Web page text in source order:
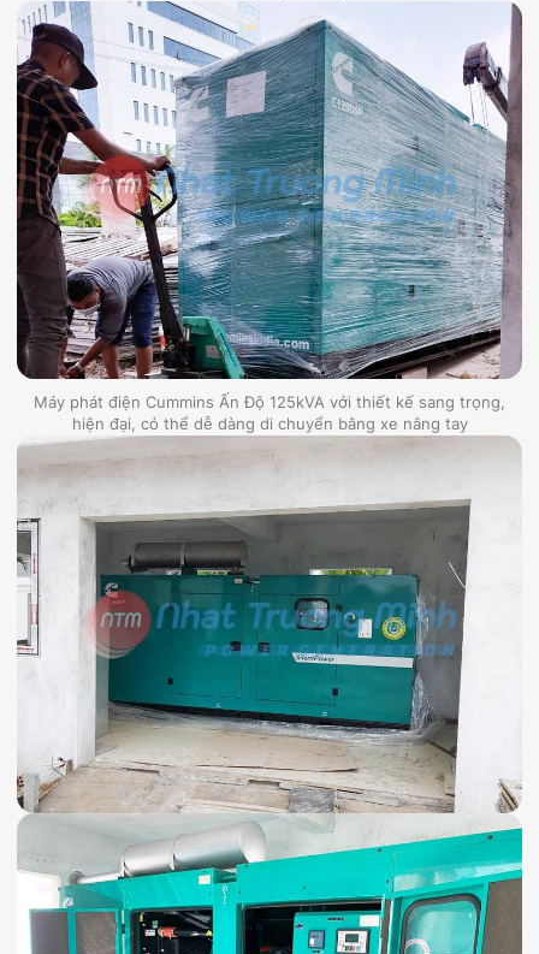
Máy phát điện Cummins Ấn Độ 125kVA với thiết kế sang trọng,
hiện đại, có thể dễ dàng di chuyển bằng xe nâng tay